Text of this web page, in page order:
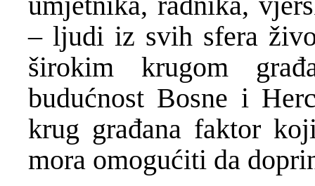
– ljudi iz svih sfera
širokim krugom
budućnost Bosne i
krug građana faktor
mora omogućiti da